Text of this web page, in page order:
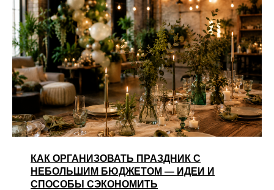
КАК ОРГАНИЗОВАТЬ ПРАЗДНИК С
НЕБОЛЬШИМ БЮДЖЕТОМ — ИДЕИ И
СПОСОБЫ СЭКОНОМИТЬ